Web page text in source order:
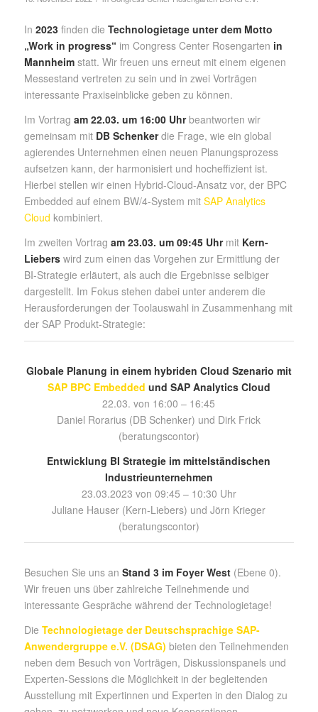
In 2023finden die Technologietage unter dem Motto
„Work in progress“ im Congress Center Rosengarten in
Mannheimstatt. Wir freuen uns erneut mit einem eigenen
Messestand vertreten zu sein und in zwei Vorträgen
interessante Praxiseinblicke geben zu können.
Im Vortrag am 22.03. um 16:00 Uhrbeantworten wir
gemeinsam mit DB Schenkerdie Frage, wie ein global
agierendes Unternehmen einen neuen Planungsprozess
aufsetzen kann, der harmonisiert und hocheffizient ist.
Hierbei stellen wir einen Hybrid-Cloud-Ansatz vor, der BPC
Embedded auf einem BW/4-System mit SAP Analytics
Cloud kombiniert.
Im zweiten Vortrag am 23.03. um 09:45 Uhr mit Kern-
Lieberswird zum einen das Vorgehen zur Ermittlung der
BI-Strategie erläutert, als auch die Ergebnisse selbiger
dargestellt. Im Fokus stehen dabei unter anderem die
Herausforderungen der Toolauswahl in Zusammenhang mit
der SAP Produkt-Strategie:
Globale Planung in einem hybriden Cloud Szenario mit
SAP BPC Embedded und SAP Analytics Cloud
22.03. von 16:00 – 16:45
Daniel Rorarius (DB Schenker) und Dirk Frick
(beratungscontor)
Entwicklung BI Strategie im mittelständischen
Industrieunternehmen
23.03.2023 von 09:45 – 10:30 Uhr
Juliane Hauser (Kern-Liebers) und Jörn Krieger
(beratungscontor)
Besuchen Sie uns an Stand 3 im Foyer West(Ebene 0).
Wir freuen uns über zahlreiche Teilnehmende und
interessante Gespräche während der Technologietage!
Die Technologietage der Deutschsprachige SAP-
Anwendergruppe e.V. (DSAG) bieten den Teilnehmenden
neben dem Besuch von Vorträgen, Diskussionspanels und
Experten-Sessions die Möglichkeit in der begleitenden
Ausstellung mit Expertinnen und Experten in den Dialog zu